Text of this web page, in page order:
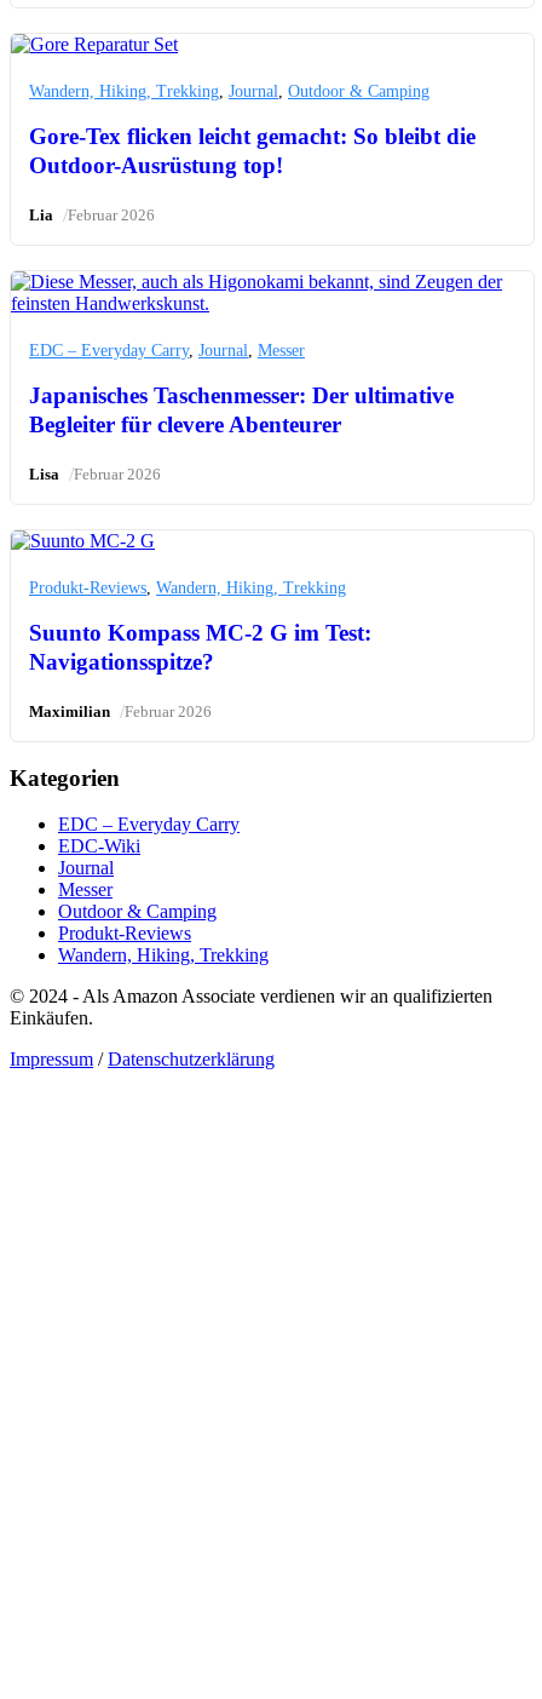
Wandern, Hiking, Trekking Journal Outdoor & Camping
Gore-Tex flicken leicht gemacht: So bleibt die
Outdoor-Ausrüstung top!
Lia /Februar 2026
EDC – Everyday Carry, Journal Messer
Japanisches Taschenmesser: Der ultimative
Begleiter für clevere Abenteurer
Lisa /Februar 2026
Produkt-Reviews Wandern, Hiking, Trekking
Suunto Kompass MC-2 G im Test:
Navigationsspitze?
Maximilian /Februar 2026
Kategorien
EDC – Everyday Carry
EDC-Wiki
Journal
Messer
Outdoor & Camping
Produkt-Reviews
Wandern, Hiking, Trekking
© 2024 - Als Amazon Associate verdienen wir an qualifizierten
Einkäufen.
Impressum /Datenschutzerklärung